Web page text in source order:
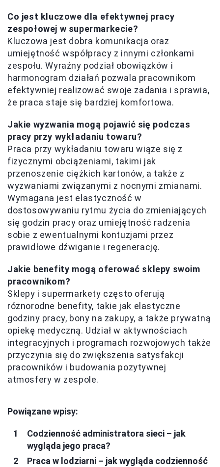
Co jest kluczowe dla efektywnej pracy
zespołowej w supermarkecie?
Kluczowa jest dobra komunikacja oraz
umiejętność współpracy z innymi członkami
zespołu. Wyraźny podział obowiązków i
harmonogram działań pozwala pracownikom
efektywniej realizować swoje zadania i sprawia,
że praca staje się bardziej komfortowa.
Jakie wyzwania mogą pojawić się podczas
pracy przy wykładaniu towaru?
Praca przy wykładaniu towaru wiąże się z
fizycznymi obciążeniami, takimi jak
przenoszenie ciężkich kartonów, a także z
wyzwaniami związanymi z nocnymi zmianami.
Wymagana jest elastyczność w
dostosowywaniu rytmu życia do zmieniających
się godzin pracy oraz umiejętność radzenia
sobie z ewentualnymi kontuzjami przez
prawidłowe dźwiganie i regenerację.
Jakie benefity mogą oferować sklepy swoim
pracownikom?
Sklepy i supermarkety często oferują
różnorodne benefity, takie jak elastyczne
godziny pracy, bony na zakupy, a także prywatną
opiekę medyczną. Udział w aktywnościach
integracyjnych i programach rozwojowych także
przyczynia się do zwiększenia satysfakcji
pracowników i budowania pozytywnej
atmosfery w zespole.
Powiązane wpisy:
Codzienność administratora sieci – jak
wygląda jego praca?
Praca w lodziarni – jak wygląda codzienność